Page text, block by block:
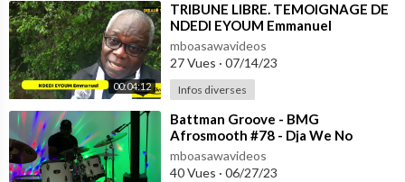
00:04:12
⁣TRIBUNE LIBRE. TEMOIGNAGE DE
NDEDI EYOUM Emmanuel
mboasawavideos
27 Vues · 07/14/23
Infos diverses
⁣Battman Groove - BMG
Afrosmooth #78 - Dja We No
(Sango Ndedi Ndolo)
mboasawavideos
40 Vues · 06/27/23